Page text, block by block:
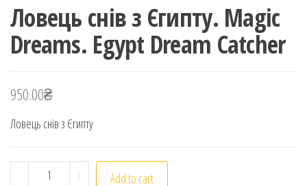
Ловець снів з Єгипту. Magic
Dreams. Egypt Dream Catcher
950.00₴
Ловець снів з Єгипту
- Ловець снів з Єгипту. Magic Dreams. Egypt Dream
+ Add to cart